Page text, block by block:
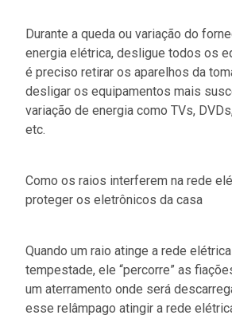
Durante a queda ou variação do
energia elétrica, desligue todos os
é preciso retirar os aparelhos da
desligar os equipamentos mais
variação de energia como TVs,
etc.
Como os raios interferem na rede
proteger os eletrônicos da casa
Quando um raio atinge a rede
tempestade, ele “percorre” as
um aterramento onde será
esse relâmpago atingir a rede